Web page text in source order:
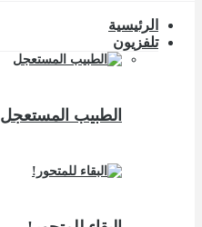
الرئيسية
تلفزيون
الطبيب المستعجل